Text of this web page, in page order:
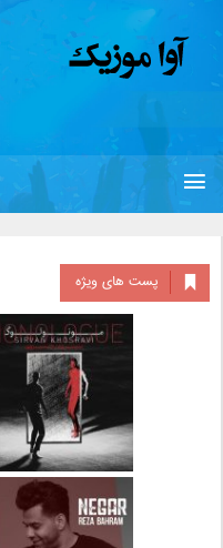
پست های ویژه
دانلود آلبوم جدید سیروان
خسروی بنام مونولوگ